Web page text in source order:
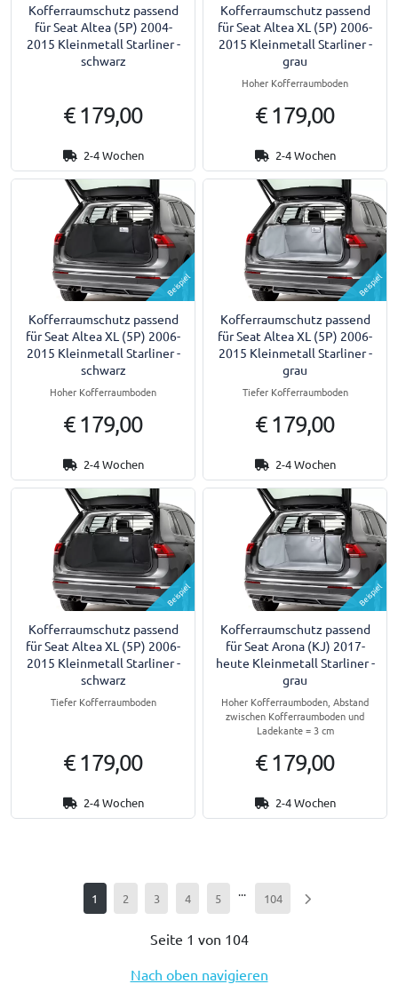
Kofferraumschutz passend
für Seat Altea (5P) 2004-
2015 Kleinmetall Starliner -
schwarz
€ 179,00
2-4 Wochen
Kofferraumschutz passend
für Seat Altea XL (5P) 2006-
2015 Kleinmetall Starliner -
grau
Hoher Kofferraumboden
€ 179,00
2-4 Wochen
Beispiel
Kofferraumschutz passend
für Seat Altea XL (5P) 2006-
2015 Kleinmetall Starliner -
schwarz
Hoher Kofferraumboden
€ 179,00
2-4 Wochen
Beispiel
Kofferraumschutz passend
für Seat Altea XL (5P) 2006-
2015 Kleinmetall Starliner -
grau
Tiefer Kofferraumboden
€ 179,00
2-4 Wochen
Beispiel
Kofferraumschutz passend
für Seat Altea XL (5P) 2006-
2015 Kleinmetall Starliner -
schwarz
Tiefer Kofferraumboden
€ 179,00
2-4 Wochen
Beispiel
Kofferraumschutz passend
für Seat Arona (KJ) 2017-
heute Kleinmetall Starliner -
grau
Hoher Kofferraumboden, Abstand
zwischen Kofferraumboden und
Ladekante = 3 cm
€ 179,00
2-4 Wochen
1 2 3 4 5 ... 104
Seite 1 von 104
Nach oben navigieren